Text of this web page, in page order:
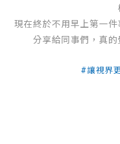
現在終於不用早上第一
分享給同事們，真
#讓視界